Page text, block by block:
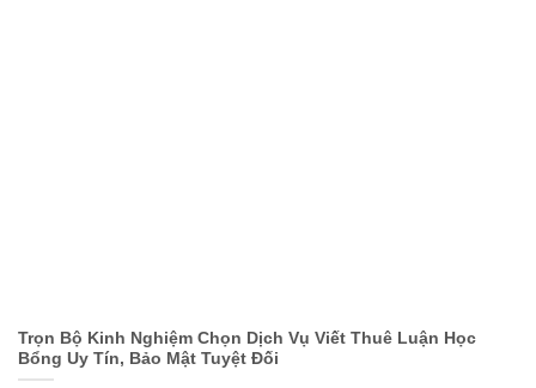
Trọn Bộ Kinh Nghiệm Chọn Dịch Vụ Viết Thuê Luận Học
Bổng Uy Tín, Bảo Mật Tuyệt Đối